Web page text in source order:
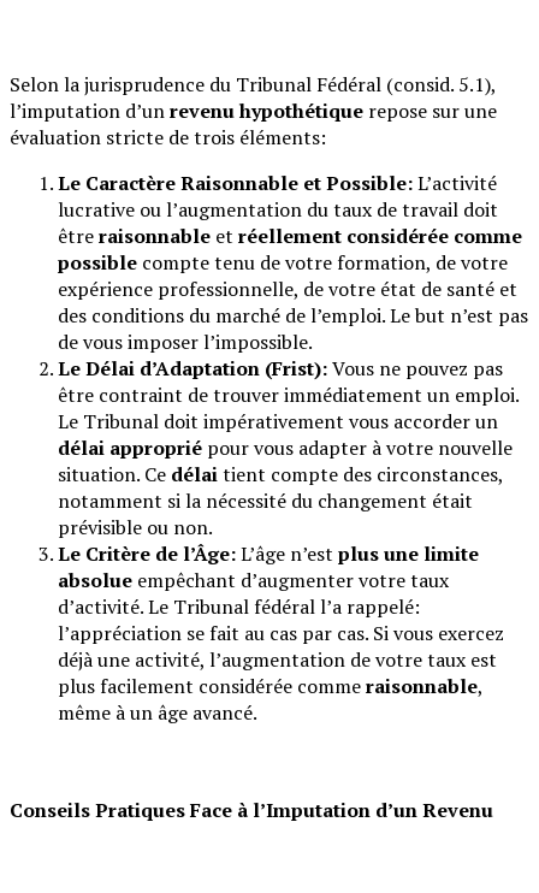
Selon la jurisprudence du Tribunal Fédéral (consid. 5.1),
l’imputation d’unrevenu hypothétique repose sur une
évaluation stricte de trois éléments:
Le Caractère Raisonnable et Possible:L’activité
lucrative ou l’augmentation du taux de travail doit
êtreraisonnable et réellement considérée comme
possible compte tenu de votre formation, de votre
expérience professionnelle, de votre état de santé et
des conditions du marché de l’emploi. Le but n’est pas
de vous imposer l’impossible.
Le Délai d’Adaptation (Frist):Vous ne pouvez pas
être contraint de trouver immédiatement un emploi.
Le Tribunal doit impérativement vous accorder un
délai approprié pour vous adapter à votre nouvelle
situation. Ce délaitient compte des circonstances,
notamment si la nécessité du changement était
prévisible ou non.
Le Critère de l’Âge:L’âge n’est plus une limite
absolue empêchant d’augmenter votre taux
d’activité. Le Tribunal fédéral l’a rappelé:
l’appréciation se fait au cas par cas. Si vous exercez
déjà une activité, l’augmentation de votre taux est
plus facilement considérée commeraisonnable,
même à un âge avancé.
Conseils Pratiques Face à l’Imputation d’un Revenu